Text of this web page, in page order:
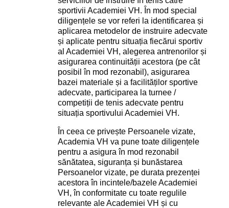
sportivii Academiei VH. În mod special
diligențele se vor referi la identificarea și
aplicarea metodelor de instruire adecvate
și aplicate pentru situația fiecărui sportiv
al Academiei VH, alegerea antrenorilor și
asigurarea continuității acestora (pe cât
posibil în mod rezonabil), asigurarea
bazei materiale și a facilităților sportive
adecvate, participarea la turnee /
competiții de tenis adecvate pentru
situația sportivului Academiei VH.
În ceea ce privește Persoanele vizate,
Academia VH va pune toate diligențele
pentru a asigura în mod rezonabil
sănătatea, siguranța și bunăstarea
Persoanelor vizate, pe durata prezenței
acestora în incintele/bazele Academiei
VH, în conformitate cu toate regulile
relevante ale Academiei VH și cu